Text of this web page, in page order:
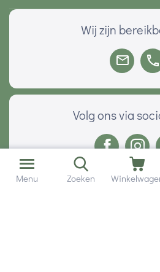
Wij zijn
Volg ons via
Menu Zoeken